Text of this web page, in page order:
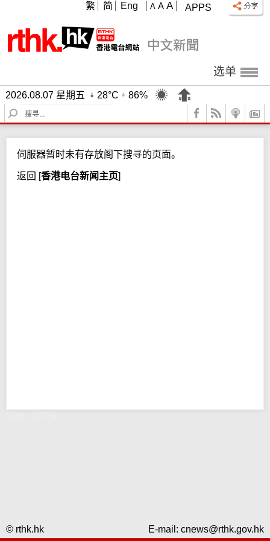
APPS
A A A
繁 简 Eng
选单
2026.08.07 星期五 28°C
86%
S
e
c
h
伺服器暂时未有存放阁下搜寻的页面。
返回 [香港电台新闻主页]
© rthk.hk E-mail: cnews@rthk.gov.hk